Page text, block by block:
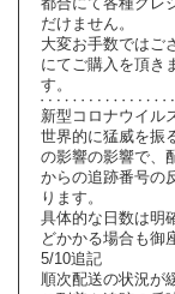
だけません。
大変お手数ではご
にてご購入を頂き
す。
新型コロナウイル
世界的に猛威を振
の影響の影響で、
からの追跡番号の
ります。
具体的な日数は明
どかかる場合も御
5/10追記
順次配送の状況が